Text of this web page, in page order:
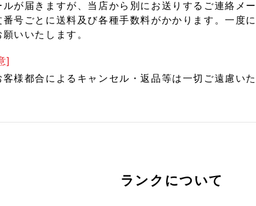
が届きますが、当店から別にお送りするご連絡メ
番号ごとに送料及び各種手数料がかかります。一度
いいたします。
]
様都合によるキャンセル・返品等は一切ご遠慮い
ランクについて